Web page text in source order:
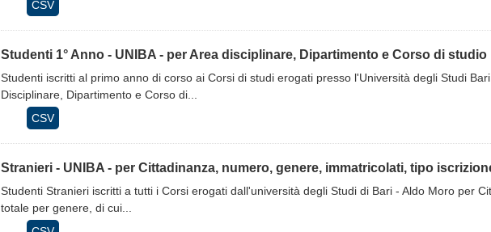
CSV
Studenti 1° Anno - UNIBA - per Area disciplinare, Dipartimento e Corso di studio
Studenti iscritti al primo anno di corso ai Corsi di studi erogati presso l'Università degli Studi
Disciplinare, Dipartimento e Corso di...
CSV
Stranieri - UNIBA - per Cittadinanza, numero, genere, immatricolati, tipo
Studenti Stranieri iscritti a tutti i Corsi erogati dall'università degli Studi di Bari - Aldo Moro per
totale per genere, di cui...